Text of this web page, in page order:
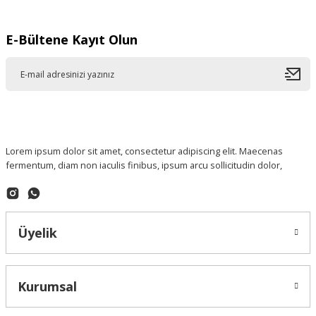
E-Bültene Kayıt Olun
Lorem ipsum dolor sit amet, consectetur adipiscing elit. Maecenas
fermentum, diam non iaculis finibus, ipsum arcu sollicitudin dolor,
Üyelik
Kurumsal